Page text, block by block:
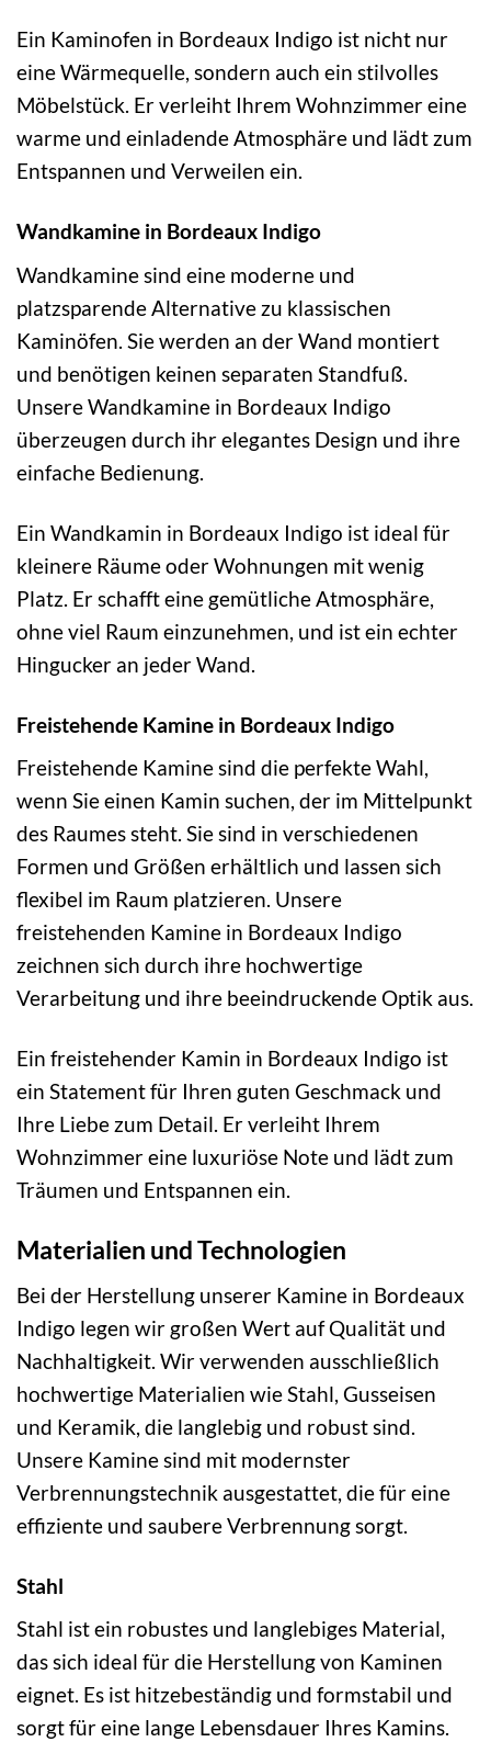
Ein Kaminofen in Bordeaux Indigo ist nicht nur
eine Wärmequelle, sondern auch ein stilvolles
Möbelstück. Er verleiht Ihrem Wohnzimmer eine
warme und einladende Atmosphäre und lädt zum
Entspannen und Verweilen ein.
Wandkamine in Bordeaux Indigo
Wandkamine sind eine moderne und
platzsparende Alternative zu klassischen
Kaminöfen. Sie werden an der Wand montiert
und benötigen keinen separaten Standfuß.
Unsere Wandkamine in Bordeaux Indigo
überzeugen durch ihr elegantes Design und ihre
einfache Bedienung.
Ein Wandkamin in Bordeaux Indigo ist ideal für
kleinere Räume oder Wohnungen mit wenig
Platz. Er schafft eine gemütliche Atmosphäre,
ohne viel Raum einzunehmen, und ist ein echter
Hingucker an jeder Wand.
Freistehende Kamine in Bordeaux Indigo
Freistehende Kamine sind die perfekte Wahl,
wenn Sie einen Kamin suchen, der im Mittelpunkt
des Raumes steht. Sie sind in verschiedenen
Formen und Größen erhältlich und lassen sich
flexibel im Raum platzieren. Unsere
freistehenden Kamine in Bordeaux Indigo
zeichnen sich durch ihre hochwertige
Verarbeitung und ihre beeindruckende Optik aus.
Ein freistehender Kamin in Bordeaux Indigo ist
ein Statement für Ihren guten Geschmack und
Ihre Liebe zum Detail. Er verleiht Ihrem
Wohnzimmer eine luxuriöse Note und lädt zum
Träumen und Entspannen ein.
Materialien und Technologien
Bei der Herstellung unserer Kamine in Bordeaux
Indigo legen wir großen Wert auf Qualität und
Nachhaltigkeit. Wir verwenden ausschließlich
hochwertige Materialien wie Stahl, Gusseisen
und Keramik, die langlebig und robust sind.
Unsere Kamine sind mit modernster
Verbrennungstechnik ausgestattet, die für eine
effiziente und saubere Verbrennung sorgt.
Stahl
Stahl ist ein robustes und langlebiges Material,
das sich ideal für die Herstellung von Kaminen
eignet. Es ist hitzebeständig und formstabil und
sorgt für eine lange Lebensdauer Ihres Kamins.